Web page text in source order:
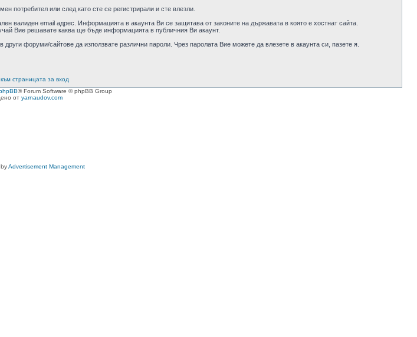
потребител или след като сте се регистрирали и сте влезли.
валиден email адрес. Информацията в акаунта Ви се защитава от законите на държавата в която е хостнат сайта.
Вие решавате каква ще бъде информацията в публичния Ви акаунт.
форуми/сайтове да използвате различни пароли. Чрез паролата Вие можете да влезете в акаунта си, пазете я.
страницата за вход
® Forum Software © phpBB Group
от yarnaudov.com
Advertisement Management